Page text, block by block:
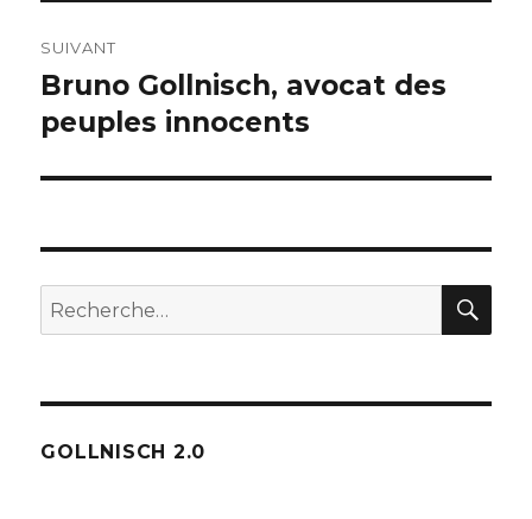
SUIVANT
Publication
suivante :
Bruno Gollnisch, avocat des
peuples innocents
Recherche
pour :
GOLLNISCH 2.0